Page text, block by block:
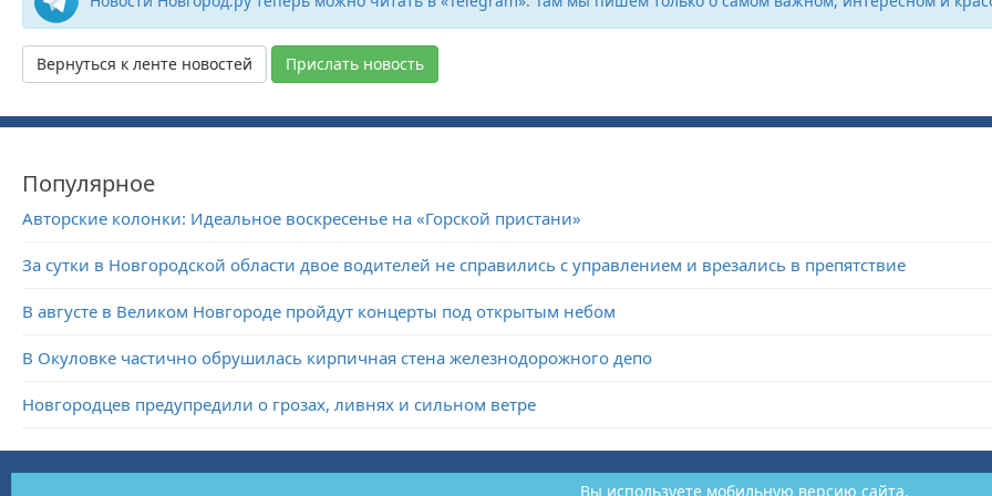
Вернуться к ленте новостей Прислать новость
Популярное
Авторские колонки: Идеальное воскресенье на «Горской пристани»
За сутки в Новгородской области двое водителей не справились с управлением и врезались в препятствие
В августе в Великом Новгороде пройдут концерты под открытым небом
В Окуловке частично обрушилась кирпичная стена железнодорожного депо
Новгородцев предупредили о грозах, ливнях и сильном ветре
Вы используете мобильную версию сайта.